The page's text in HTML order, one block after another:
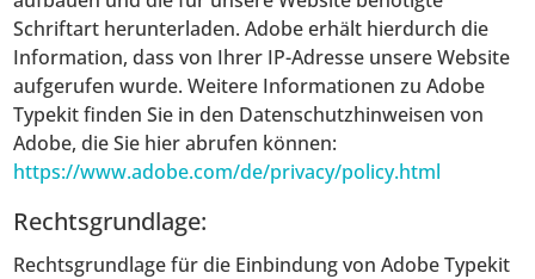
Schriftart herunterladen. Adobe erhält hierdurch die
Information, dass von Ihrer IP-Adresse unsere Website
aufgerufen wurde. Weitere Informationen zu Adobe
Typekit finden Sie in den Datenschutzhinweisen von
Adobe, die Sie hier abrufen können:
https://www.adobe.com/de/privacy/policy.html
Rechtsgrundlage:
Rechtsgrundlage für die Einbindung von Adobe Typekit